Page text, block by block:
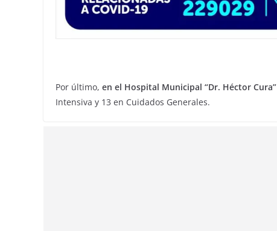
Por último, en el Hospital Municipal “Dr. Héctor
Intensiva y 13 en Cuidados Generales.